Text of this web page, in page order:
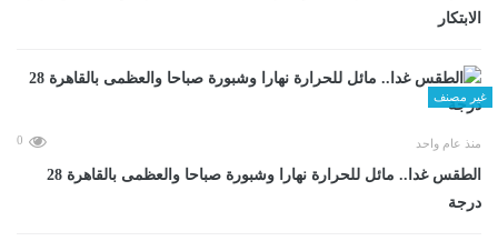
الابتكار
غير مصنف
منذ عام واحد 0
الطقس غدا.. مائل للحرارة نهارا وشبورة صباحا والعظمى بالقاهرة 28
درجة